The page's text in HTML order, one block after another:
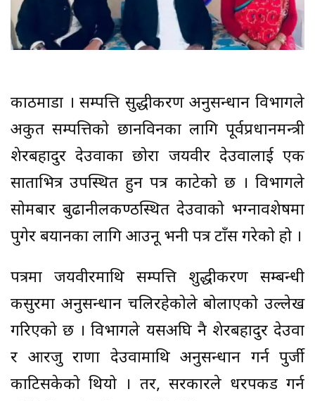
काठमाडौं । सम्पत्ति सुद्धीकरण अनुसन्धान विभागले
अकुत सम्पत्तिको छानविनका लागि पूर्वप्रधानमन्त्री
शेरबहादुर देउवाका छोरा जयवीर देउवालाई एक
साताभित्र उपस्थित हुन पत्र काटेको छ । विभागले
सोमबार बुढानीलकण्ठस्थित देउवाको भग्नावशेषमा
पुगेर बयानका लागि आउनू भनी पत्र टाँस गरेको हो ।
पत्रमा जयवीरमाथि सम्पत्ति शुद्धीकरण सम्बन्धी
कसुरमा अनुसन्धान चलिरहेकोले बोलाएको उल्लेख
गरिएको छ । विभागले यसअघि नै शेरबहादुर देउवा
र आरजु राणा देउवामाथि अनुसन्धान गर्न पुर्जी
काटिसकेको थियो । तर, सरकारले धरपकड गर्न